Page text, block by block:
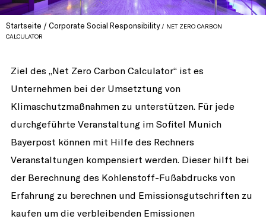
Calculator
Startseite Corporate Social Responsibility
NET ZERO CARBON
CALCULATOR
Ziel des „Net Zero Carbon Calculator“ ist es
Unternehmen bei der Umsetztung von
Klimaschutzmaßnahmen zu unterstützen. Für jede
durchgeführte Veranstaltung im Sofitel Munich
Bayerpost können mit Hilfe des Rechners
Veranstaltungen kompensiert werden. Dieser hilft bei
der Berechnung des Kohlenstoff-Fußabdrucks von
Erfahrung zu berechnen und Emissionsgutschriften zu
kaufen um die verbleibenden Emissionen